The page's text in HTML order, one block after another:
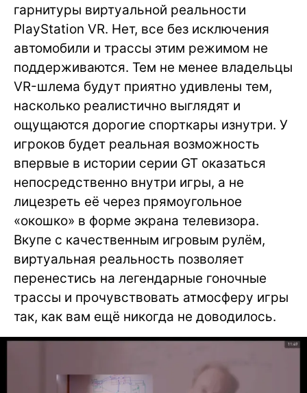
гарнитуры виртуальной реальности
PlayStation VR. Нет, все без исключения
автомобили и трассы этим режимом не
поддерживаются. Тем не менее владельцы
VR-шлема будут приятно удивлены тем,
насколько реалистично выглядят и
ощущаются дорогие спорткары изнутри. У
игроков будет реальная возможность
впервые в истории серии GT оказаться
непосредственно внутри игры, а не
лицезреть её через прямоугольное
«окошко» в форме экрана телевизора.
Вкупе с качественным игровым рулём,
виртуальная реальность позволяет
перенестись на легендарные гоночные
трассы и прочувствовать атмосферу игры
так, как вам ещё никогда не доводилось.